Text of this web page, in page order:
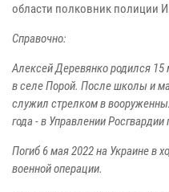
области полковник полиции
Справочно:
Алексей Деревянко родился 15
в селе Порой. После школы и
служил стрелком в
года - в Управлении
Погиб 6 мая 2022 на Украине в
военной операции.